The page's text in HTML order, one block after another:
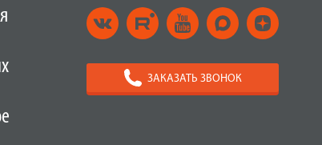
ЗАКАЗАТЬ ЗВОНОК